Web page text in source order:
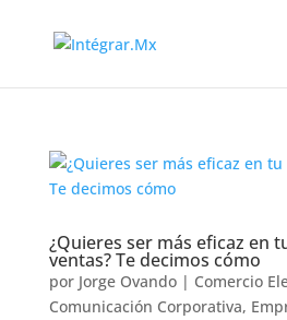
¿Quieres ser más eficaz en
ventas? Te decimos cómo
por Jorge Ovando| Comercio
Comunicación Corporativa,